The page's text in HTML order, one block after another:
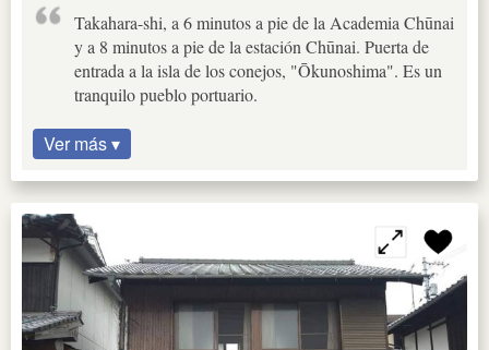
Takahara-shi, a 6 minutos a pie de la Academia Chūnai
y a 8 minutos a pie de la estación Chūnai. Puerta de
entrada a la isla de los conejos, "Ōkunoshima". Es un
tranquilo pueblo portuario.
Ver más ▾